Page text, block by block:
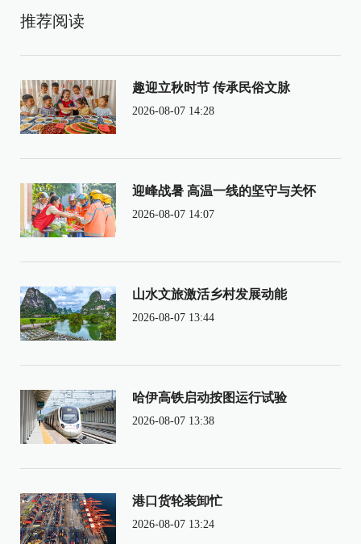
推荐阅读
趣迎立秋时节 传承民俗文脉
2026-08-07 14:28
迎峰战暑 高温一线的坚守与关怀
2026-08-07 14:07
山水文旅激活乡村发展动能
2026-08-07 13:44
哈伊高铁启动按图运行试验
2026-08-07 13:38
港口货轮装卸忙
2026-08-07 13:24